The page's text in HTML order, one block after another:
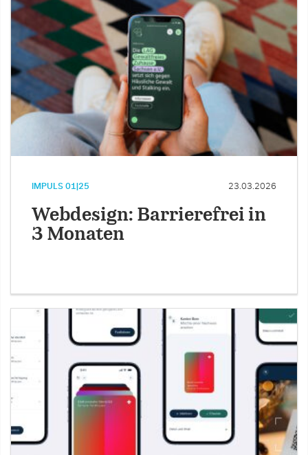
IMPULS 01|25 23.03.2026
Webdesign: Barrierefrei in
3 Monaten